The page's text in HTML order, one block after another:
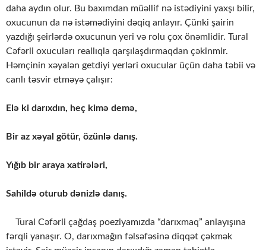
daha aydın olur. Bu baxımdan müəllif nə istədiyini yaxşı bilir,
oxucunun da nə istəmədiyini dəqiq anlayır. Çünki şairin
yazdığı şeirlərdə oxucunun yeri və rolu çox önəmlidir. Tural
Cəfərli oxucuları reallıqla qarşılaşdırmaqdan çəkinmir.
Həmçinin xəyalən getdiyi yerləri oxucular üçün daha təbii və
canlı təsvir etməyə çalışır:
Elə ki darıxdın, heç kimə demə,
Bir az xəyal götür, özünlə danış.
Yığıb bir araya xatirələri,
Sahildə oturub dənizlə danış.
Tural Cəfərli çağdaş poeziyamızda “darıxmaq” anlayışına
fərqli yanaşır. O, darıxmağın fəlsəfəsinə diqqət çəkmək